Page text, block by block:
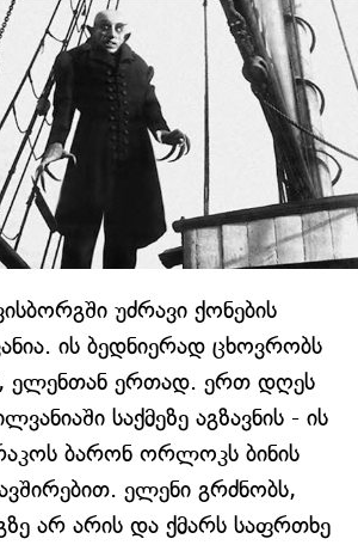
უძრავი ქონების
ის ბედნიერად ცხოვრობს
ელენთან ერთად. ერთ დღეს
საქმეზე აგზავნის - ის
ბარონ ორლოკს ბინის
ელენი გრძნობს,
არ არის და ქმარს საფრთხე